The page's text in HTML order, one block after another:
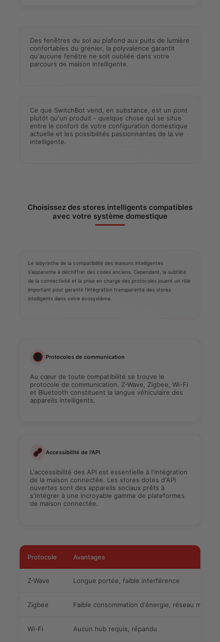
Des fenêtres du sol au plafond aux puits de lumière
confortables du grenier, la polyvalence garantit
qu'aucune fenêtre ne soit oubliée dans votre
parcours de maison intelligente.
Ce que SwitchBot vend, en substance, est un pont
plutôt qu'un produit - quelque chose qui se situe
entre le confort de votre configuration domestique
actuelle et les possibilités passionnantes de la vie
intelligente.
Choisissez des stores intelligents compatibles
avec votre système domestique
Le labyrinthe de la compatibilité des maisons intelligentes
s'apparente à déchiffrer des codes anciens. Cependant, la subtilité
de la connectivité et la prise en charge des protocoles jouent un rôle
important pour garantir l'intégration transparente des stores
intelligents dans votre écosystème.
Protocoles de communication
Au cœur de toute compatibilité se trouve le
protocole de communication. Z-Wave, Zigbee, Wi-Fi
et Bluetooth constituent la langue véhiculaire des
appareils intelligents.
Accessibilité de l'API
L'accessibilité des API est essentielle à l'intégration
de la maison connectée. Les stores dotés d'API
ouvertes sont des appareils sociaux prêts à
s'intégrer à une incroyable gamme de plateformes
de maison connectée.
Protocole Avantages
Z-Wave Longue portée, faible interférence
Zigbee Faible consommation d'énergie, réseau maillé
Wi-Fi Aucun hub requis, répandu